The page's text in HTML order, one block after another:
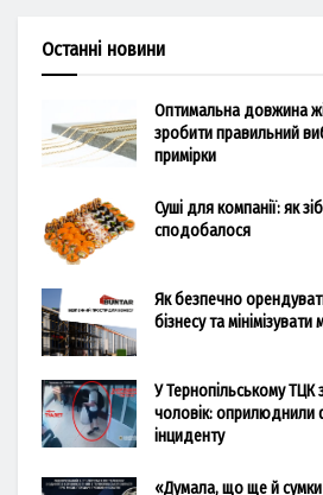
Останні новини
Оптимальна довжина
зробити правильний
примірки
Суші для компанії: як
сподобалося
Як безпечно
бізнесу та
У Тернопільському ТЦК
чоловік: оприлюднили
інциденту
«Думала, що ще й